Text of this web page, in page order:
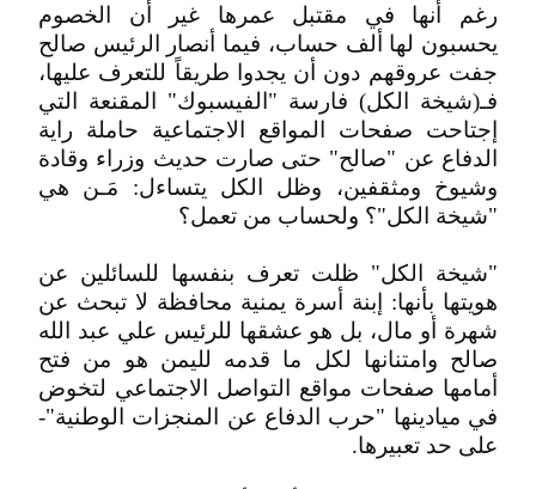
رغم أنها في مقتبل عمرها غير أن الخصوم
يحسبون لها ألف حساب، فيما أنصار الرئيس صالح
جفت عروقهم دون أن يجدوا طريقاً للتعرف عليها،
فـ(شيخة الكل) فارسة "الفيسبوك" المقنعة التي
إجتاحت صفحات المواقع الاجتماعية حاملة راية
الدفاع عن "صالح" حتى صارت حديث وزراء وقادة
وشيوخ ومثقفين، وظل الكل يتساءل: مَـن هي
"شيخة الكل"؟ ولحساب من تعمل؟
"شيخة الكل" ظلت تعرف بنفسها للسائلين عن
هويتها بأنها: إبنة أسرة يمنية محافظة لا تبحث عن
شهرة أو مال، بل هو عشقها للرئيس علي عبد الله
صالح وامتنانها لكل ما قدمه لليمن هو من فتح
أمامها صفحات مواقع التواصل الاجتماعي لتخوض
في ميادينها "حرب الدفاع عن المنجزات الوطنية"-
على حد تعبيرها.